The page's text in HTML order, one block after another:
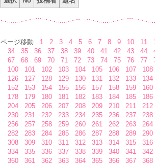
ページ移動
1 2 3 4 5 6 7 8 9 10 11
34
35 36 37 38 39 40 41 42 43 44
67
68 69 70 71 72 73 74 75 76 77
100
101 102 103 104 105 106 107 108
126
127 128 129 130 131 132 133 134
152
153 154 155 156 157 158 159 160
178
179 180 181 182 183 184 185 186
204
205 206 207 208 209 210 211 212
230
231 232 233 234 235 236 237 238
256
257 258 259 260 261 262 263 264
282
283 284 285 286 287 288 289 290
308
309 310 311 312 313 314 315 316
334
335 336 337 338 339 340 341 342
360
361 362 363 364 365 366 367 368